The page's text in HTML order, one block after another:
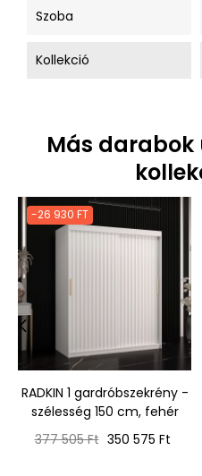
Szoba
Kollekció
Más
-26 930 FT
RADKIN 1 gardróbszekrény -
szélesség 150 cm, fehér
Normál
377 505 Ft Ár
350 575 Ft
‹